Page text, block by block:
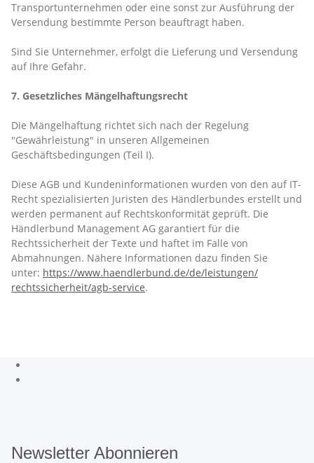
Transportunternehmen oder eine sonst zur Ausführung der
Versendung bestimmte Person beauftragt haben.
Sind Sie Unternehmer, erfolgt die Lieferung und Versendung
auf Ihre Gefahr.
7. Gesetzliches Mängelhaftungsrecht
Die Mängelhaftung richtet sich nach der Regelung
"Gewährleistung" in unseren Allgemeinen
Geschäftsbedingungen (Teil I).
Diese AGB und Kundeninformationen wurden von den auf IT-
Recht spezialisierten Juristen des Händlerbundes erstellt und
werden permanent auf Rechtskonformität geprüft. Die
Händlerbund Management AG garantiert für die
Rechtssicherheit der Texte und haftet im Falle von
Abmahnungen. Nähere Informationen dazu finden Sie
unter: https://www.haendlerbund.de/de/leistungen/
rechtssicherheit/agb-service.
Newsletter Abonnieren